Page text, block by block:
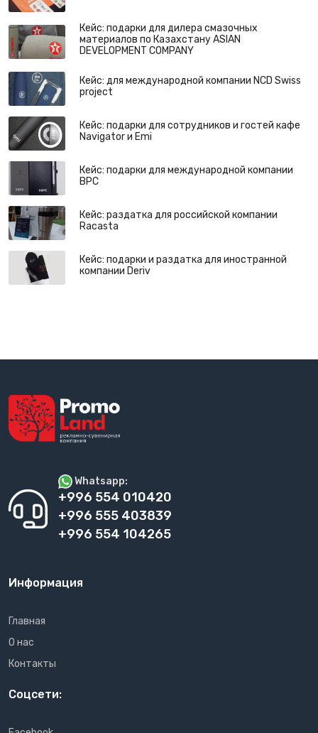
Кейс: подарки для дилера смазочных
материалов по Казахстану ASIAN
DEVELOPMENT COMPANY
Кейс: для международной компании NCD Swiss
project
Кейс: подарки для сотрудников и гостей кафе
Navigator и Emi
Кейс: подарки для международной компании
BPC
Кейс: раздатка для российской компании
Racasta
Кейс: подарки и раздатка для иностранной
компании Deriv
Whatsapp:
+996 554 010420
+996 555 403839
+996 554 104265
Информация
Главная
О нас
Контакты
Соцсети: